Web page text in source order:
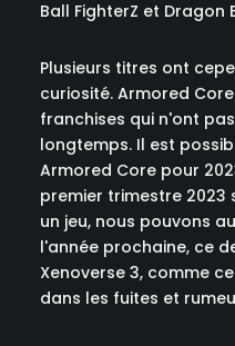
Ball FighterZ et Dragon
Plusieurs titres ont
curiosité. Armored
franchises qui n'ont
longtemps. Il est
Armored Core pour
premier trimestre 2023
un jeu, nous pouvons
l'année prochaine, ce
Xenoverse 3, comme
dans les fuites et